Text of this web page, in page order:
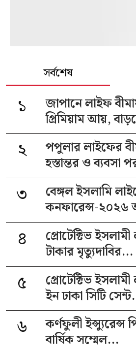
সর্বশেষ
১
জাপানে লাইফ
প্রিমিয়াম আয়,
২
পপুলার লাইফের
হস্তান্তর ও ব্যবসা
৩
বেঙ্গল ইসলামি
কনফারেন্স-
৪
প্রোটেক্টিভ
টাকার মৃত্যুদাবির...
৫
প্রোটেক্টিভ
ইন ঢাকা সিটি
৬
কর্ণফুলী ইন্স্যুরেন্স
বার্ষিক সম্মেল...